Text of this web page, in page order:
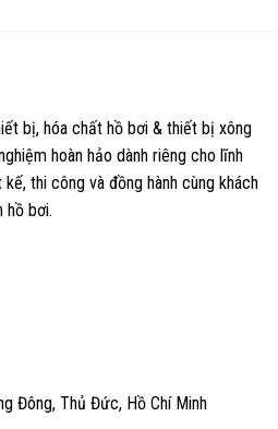
bị, hóa chất hồ bơi & thiết bị xông
hoàn hảo dành riêng cho lĩnh
thi công và đồng hành cùng khách
hồ bơi.
Đông, Thủ Đức, Hồ Chí Minh